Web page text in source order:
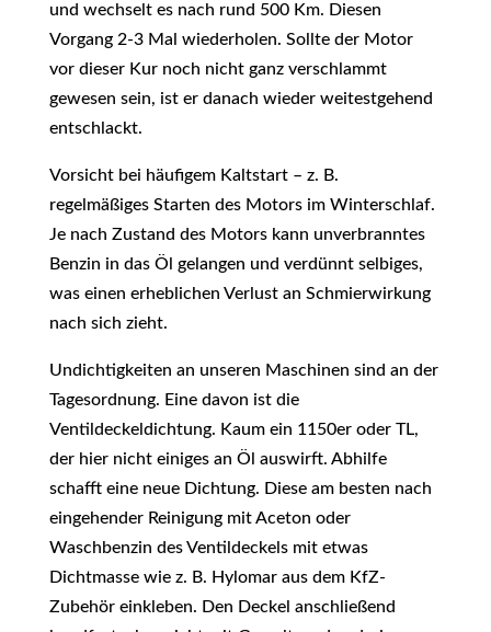
und wechselt es nach rund 500 Km. Diesen
Vorgang 2-3 Mal wiederholen. Sollte der Motor
vor dieser Kur noch nicht ganz verschlammt
gewesen sein, ist er danach wieder weitestgehend
entschlackt.
Vorsicht bei häufigem Kaltstart – z. B.
regelmäßiges Starten des Motors im Winterschlaf.
Je nach Zustand des Motors kann unverbranntes
Benzin in das Öl gelangen und verdünnt selbiges,
was einen erheblichen Verlust an Schmierwirkung
nach sich zieht.
Undichtigkeiten an unseren Maschinen sind an der
Tagesordnung. Eine davon ist die
Ventildeckeldichtung. Kaum ein 1150er oder TL,
der hier nicht einiges an Öl auswirft. Abhilfe
schafft eine neue Dichtung. Diese am besten nach
eingehender Reinigung mit Aceton oder
Waschbenzin des Ventildeckels mit etwas
Dichtmasse wie z. B. Hylomar aus dem KfZ-
Zubehör einkleben. Den Deckel anschließend